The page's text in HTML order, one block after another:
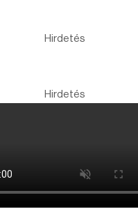
Hirdetés
Hirdetés